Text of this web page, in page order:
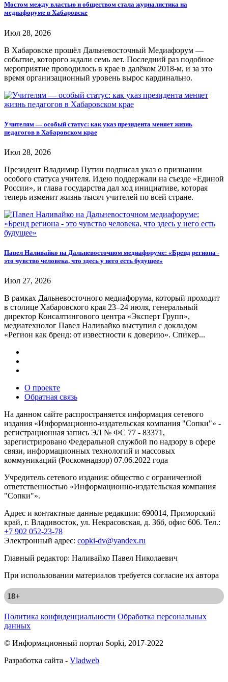
Мостом между властью и обществом стала журналистика на
медиафоруме в Хабаровске
Июл 28, 2026
В Хабаровске прошёл Дальневосточный Медиафорум —
событие, которого ждали семь лет. Последний раз подобное
мероприятие проводилось в крае в далёком 2018-м, и за это
время организационный уровень вырос кардинально.
Учителям — особый статус: как указ президента меняет жизнь
педагогов в Хабаровском крае
Июл 28, 2026
Президент Владимир Путин подписал указ о признании
особого статуса учителя. Идею поддержали на съезде «Единой
России», и глава государства дал ход инициативе, которая
теперь изменит жизнь тысяч учителей по всей стране.
Павел Наливайко на Дальневосточном медиафоруме: «Бренд региона -
это чувство человека, что здесь у него есть будущее»
Июл 27, 2026
В рамках Дальневосточного медиафорума, который проходит
в столице Хабаровского края 23–24 июля, генеральный
директор Консалтингового центра «Эксперт Групп»,
медиатехнолог Павел Наливайко выступил с докладом
«Регион как бренд: от известности к доверию». Спикер...
О проекте
Обратная связь
На данном сайте распространяется информация сетевого
издания «Информационно-издательская компания "Сопки"» -
регистрационная запись ЭЛ № ФС 77 - 83371,
зарегистрировано Федеральной службой по надзору в сфере
связи, информационных технологий и массовых
коммуникаций (Роскомнадзор) 07.06.2022 года
Учредитель сетевого издания: общество с ограниченной
ответственностью «Информационно-издательская компания
"Сопки"».
Адрес и контактные данные редакции: 690014, Приморский
край, г. Владивосток, ул. Некрасовская, д. 36б, офис 606. Тел.:
+7 902 052-23-78
Электронный адрес: copki-dv@yandex.ru
Главный редактор: Наливайко Павел Николаевич
При использовании материалов требуется согласие их автора
18+
Политика конфиденциальности Обработка персональных
данных
© Информационный портал Sopki, 2017-2022
Разработка сайта - Vladweb